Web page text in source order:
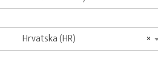
×
Hrvatska (HR)